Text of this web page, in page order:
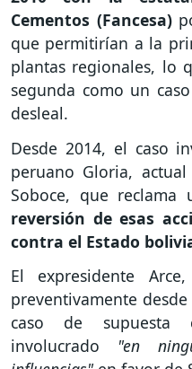
Cementos (Fancesa)
que permitirían a la
plantas regionales, lo
segunda como un
desleal.
Desde 2014, el caso
peruano Gloria,
Soboce, que reclama
reversión de esas
contra el Estado
El expresidente
preventivamente
caso de supuesta
involucrado "en